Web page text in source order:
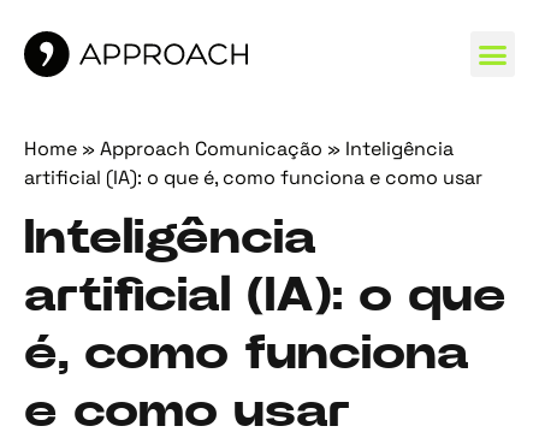
Home » Approach Comunicação » Inteligência
artificial (IA): o que é, como funciona e como usar
Inteligência
artificial (IA): o que
é, como funciona
e como usar